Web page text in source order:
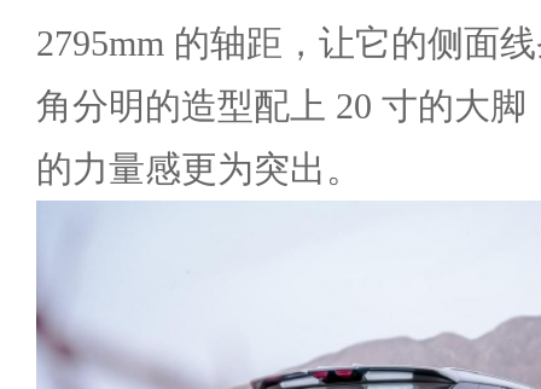
2795mm 的轴距，让它的侧面
角分明的造型配上 20 寸的大脚
的力量感更为突出。